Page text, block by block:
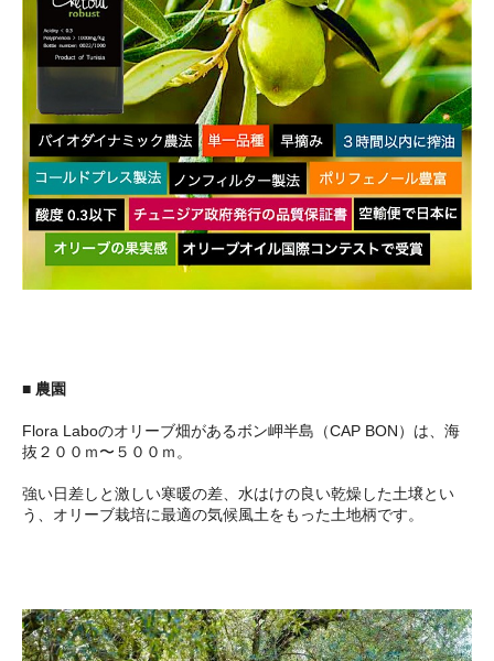
■ 農園
Flora Laboのオリーブ畑があるボン岬半島（CAP BON）は、海
抜２００ｍ〜５００ｍ。
強い日差しと激しい寒暖の差、水はけの良い乾燥した土壌とい
う、オリーブ栽培に最適の気候風土をもった土地柄です。